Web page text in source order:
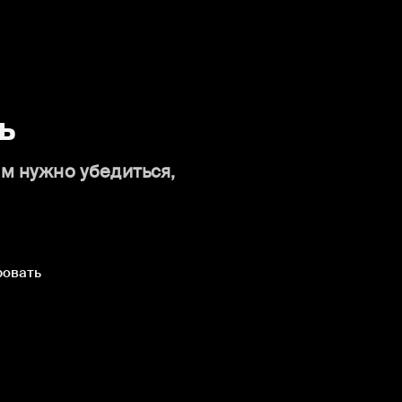
нужно убедиться,